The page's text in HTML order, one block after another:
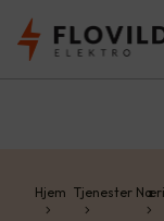
Hjem Tjenester